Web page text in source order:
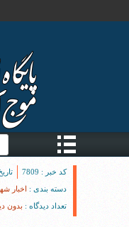
کد خبر : 7809
تاریخ
دسته بندی : اخبار
تعداد دیدگاه : بدون